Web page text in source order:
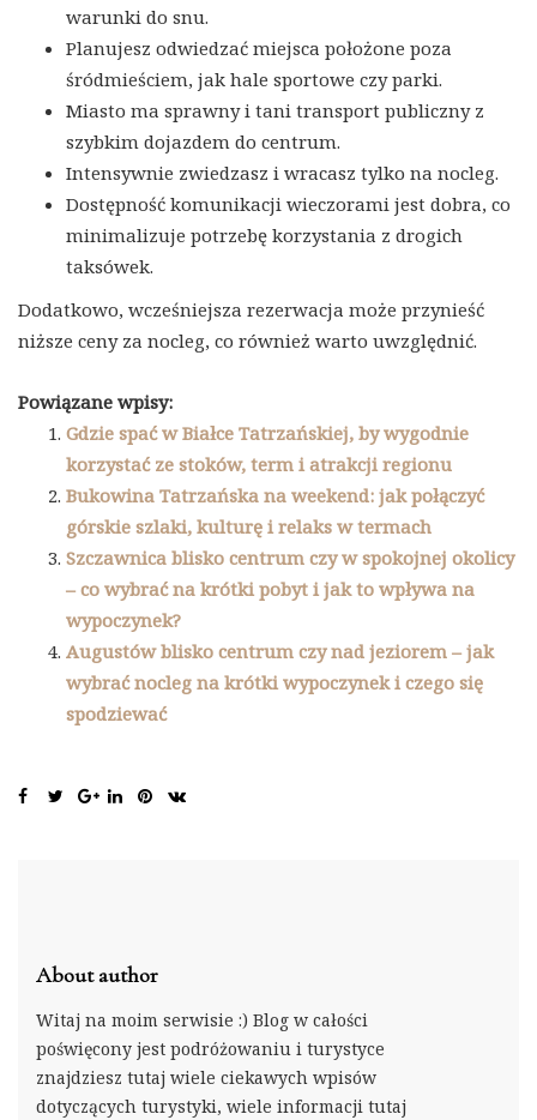
warunki do snu.
Planujesz odwiedzać miejsca położone poza
śródmieściem, jak hale sportowe czy parki.
Miasto ma sprawny i tani transport publiczny z
szybkim dojazdem do centrum.
Intensywnie zwiedzasz i wracasz tylko na nocleg.
Dostępność komunikacji wieczorami jest dobra, co
minimalizuje potrzebę korzystania z drogich
taksówek.
Dodatkowo, wcześniejsza rezerwacja może przynieść
niższe ceny za nocleg, co również warto uwzględnić.
Powiązane wpisy:
Gdzie spać w Białce Tatrzańskiej, by wygodnie
korzystać ze stoków, term i atrakcji regionu
Bukowina Tatrzańska na weekend: jak połączyć
górskie szlaki, kulturę i relaks w termach
Szczawnica blisko centrum czy w spokojnej okolicy
– co wybrać na krótki pobyt i jak to wpływa na
wypoczynek?
Augustów blisko centrum czy nad jeziorem – jak
wybrać nocleg na krótki wypoczynek i czego się
spodziewać
About author
Witaj na moim serwisie :) Blog w całości
poświęcony jest podróżowaniu i turystyce
znajdziesz tutaj wiele ciekawych wpisów
dotyczących turystyki, wiele informacji tutaj